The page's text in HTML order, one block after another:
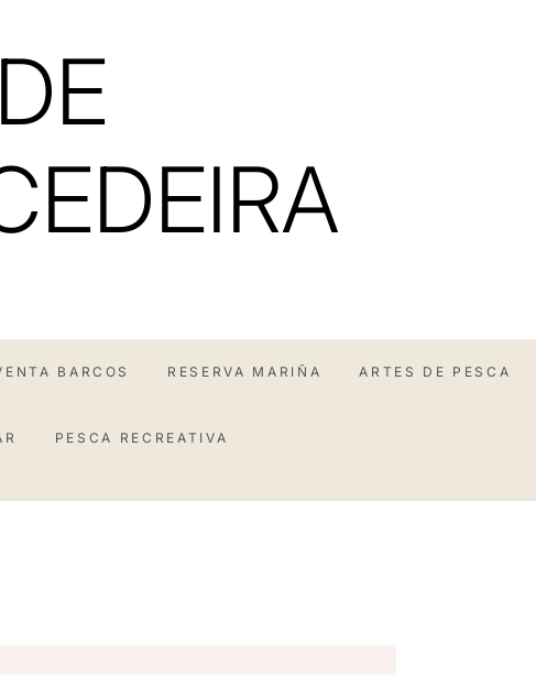
BARCOS RESERVA MARIÑA ARTES DE PESCA
PESCA RECREATIVA